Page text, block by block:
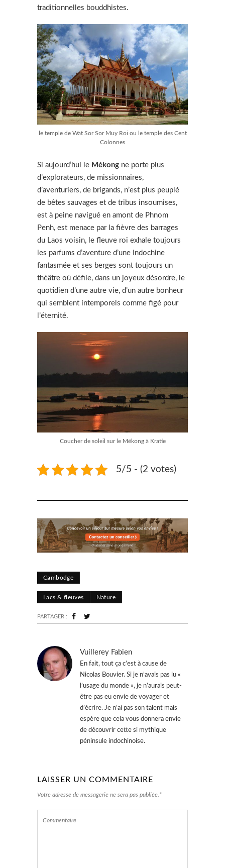
traditionnelles bouddhistes.
le temple de Wat Sor Sor Muy Roi ou le temple des Cent
Colonnes
Si aujourd’hui le Mékong ne porte plus
d’explorateurs, de missionnaires,
d’aventuriers, de brigands, n’est plus peuplé
de bêtes sauvages et de tribus insoumises,
est à peine navigué en amont de Phnom
Penh, est menace par la fièvre des barrages
du Laos voisin, le fleuve roi exhale toujours
les parfums d’aventure d’une Indochine
fantasmée et ses berges sont toujours un
théâtre où défile, dans un joyeux désordre, le
quotidien d’une autre vie, d’un autre bonheur
qui semblent intemporels comme figé pour
l’éternité.
Coucher de soleil sur le Mékong à Kratie
5/5 - (2 votes)
Cambodge
Lacs & fleuves Nature
PARTAGER :
Vuillerey Fabien
En fait, tout ça c’est à cause de
Nicolas Bouvier. Si je n’avais pas lu «
l’usage du monde », je n’aurais peut-
être pas eu envie de voyager et
d’écrire. Je n’ai pas son talent mais
espère que cela vous donnera envie
de découvrir cette si mythique
péninsule indochinoise.
LAISSER UN COMMENTAIRE
Votre adresse de messagerie ne sera pas publiée.*